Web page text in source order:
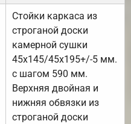
Стойки каркаса из
строганой доски
камерной сушки
45х145/45х195+/-5 мм.
с шагом 590 мм.
Верхняя двойная и
нижняя обвязки из
строганой доски